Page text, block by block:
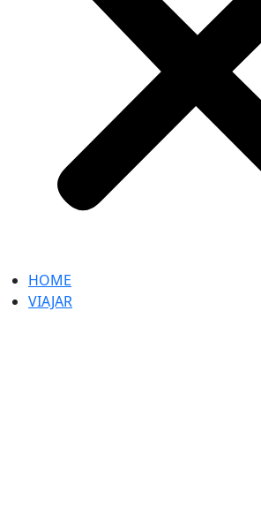
HOME
VIAJAR